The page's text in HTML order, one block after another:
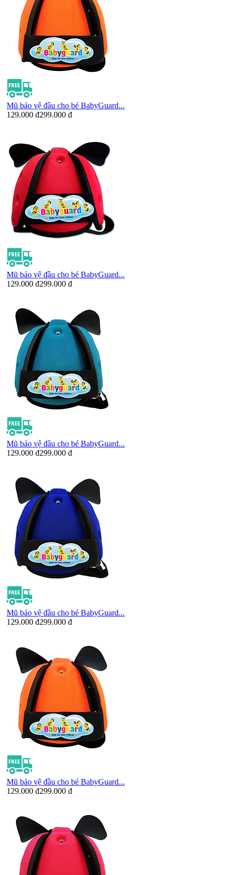
Mũ bảo vệ đầu cho bé BabyGuard...
129.000 đ299.000 đ
Mũ bảo vệ đầu cho bé BabyGuard...
129.000 đ299.000 đ
Mũ bảo vệ đầu cho bé BabyGuard...
129.000 đ299.000 đ
Mũ bảo vệ đầu cho bé BabyGuard...
129.000 đ299.000 đ
Mũ bảo vệ đầu cho bé BabyGuard...
129.000 đ299.000 đ